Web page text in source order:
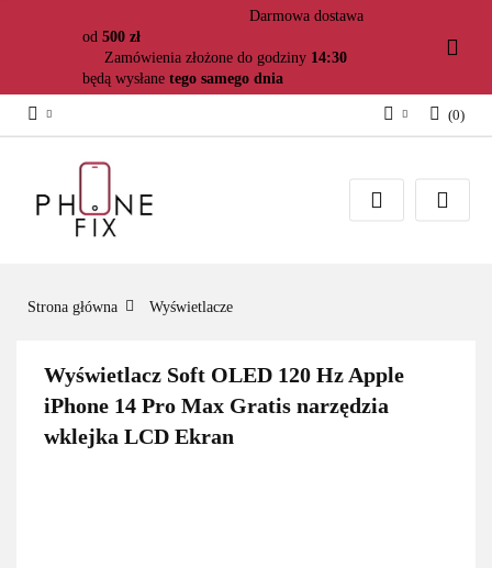
Darmowa dostawa
od 500 zł
Zamówienia złożone do godziny 14:30
będą wysłane tego samego dnia
Załóż konto
(0)
Strona główna Wyświetlacze
Wyświetlacz Soft OLED 120 Hz Apple
iPhone 14 Pro Max Gratis narzędzia
wklejka LCD Ekran